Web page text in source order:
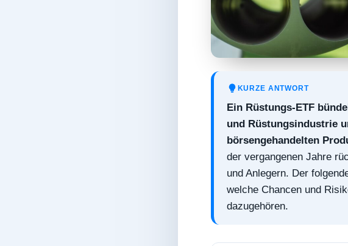
KURZE ANTWORT
Ein Rüstungs-ETF
und Rüstungsindustrie
börsengehandelten
der vergangenen Jahre
und Anlegern. Der
welche Chancen und
dazugehören.